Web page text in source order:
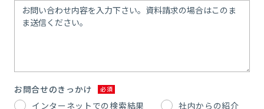
お問合せのきっかけ
インターネットでの検索結果
社内からの紹介